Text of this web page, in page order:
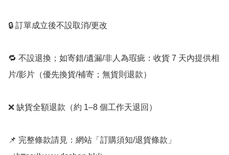
🔒 訂單成立後不設取消/更改
🔁 不設退換；如寄錯/遺漏/非人為瑕疵：收貨 7 天內提供相
片/影片（優先換貨/補寄；無貨則退款）
❌ 缺貨全額退款（約 1–8 個工作天退回）
📌 完整條款請見：網站「訂購須知/退貨條款」